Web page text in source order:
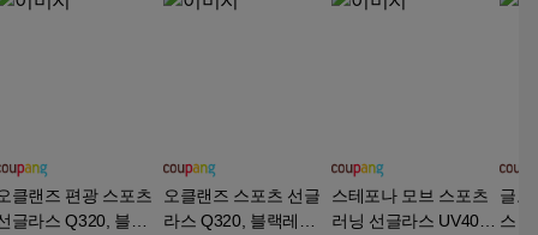
클랜즈 편광 스포츠
글라스 Q320, 블랙
오클랜즈 스포츠 선글
라스 Q320, 블랙레드
스테포나 모브 스포츠
러닝 선글라스 UV400
글로
스